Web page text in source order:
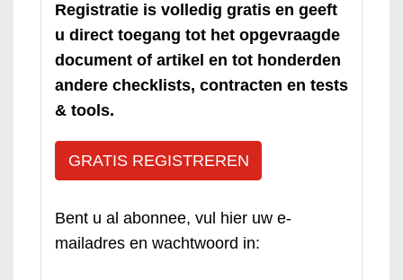
Registratie is volledig gratis en geeft
u direct toegang tot het opgevraagde
document of artikel en tot honderden
andere checklists, contracten en tests
& tools.
GRATIS REGISTREREN
Bent u al abonnee, vul hier uw e-
mailadres en wachtwoord in: